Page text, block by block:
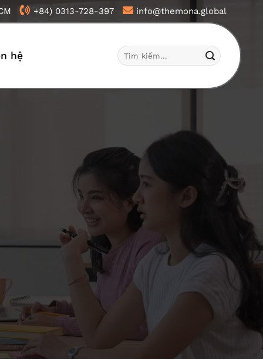
+84) 0313-728-397 info@themona.global
hệ
Tìm
kiếm: